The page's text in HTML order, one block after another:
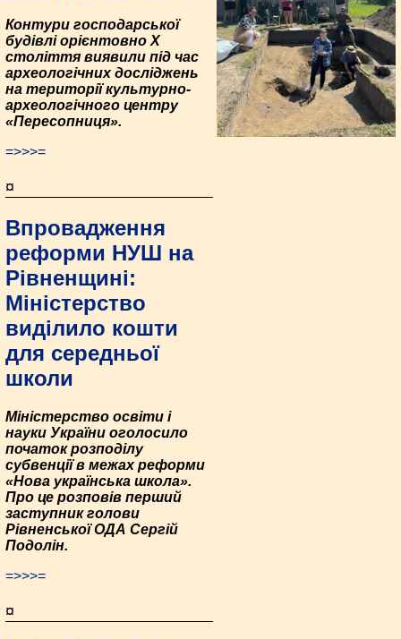
Контури господарської
будівлі орієнтовно X
століття виявили під час
археологічних досліджень
на території культурно-
археологічного центру
«Пере­сопниця».
=>>>=
¤
Впровадження
реформи НУШ на
Рівненщині:
Міністерство
виділило кошти
для середньої
школи
Міністерство освіти і
науки України оголосило
початок розподілу
субвенції в межах реформи
«Нова українська школа».
Про це розповів перший
заступник голови
Рівненської ОДА Сергій
Подолін.
=>>>=
¤